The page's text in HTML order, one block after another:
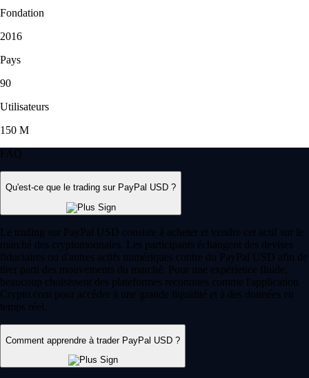
Fondation
2016
Pays
90
Utilisateurs
150 M
FAQ
Qu'est-ce que le trading sur PayPal USD ?
Le trading sur PayPal USD consiste à acheter et vendre cet actif sur le
marché des cryptomonnaies. Les participants échangent des devises
fiduciaires ou d'autres actifs numériques contre du PayPal USD afin de
tirer parti des mouvements du marché. Pour une expérience fluide,
beaucoup choisissent des plateformes reconnues comme l'application
Crypto.com pour accéder à une grande liquidité et à des données en
temps réel.
Comment apprendre à trader PayPal USD ?